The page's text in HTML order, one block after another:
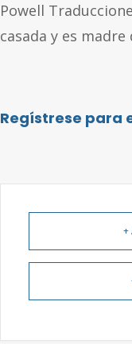
Powell
casada y es
Regístrese para
+